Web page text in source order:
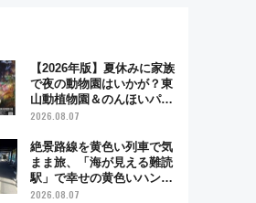
【2026年版】夏休みに家族
で夜の動物園はいかが？東
山動植物園＆のんほいパー
ク「ナイトZOO」開催情報
2026.08.07
絶景路線を黄色い列車で気
まま旅、「海が見える難読
駅」で幸せの黄色いハンカ
チに願いを 「新・鉄道ひ
2026.08.07